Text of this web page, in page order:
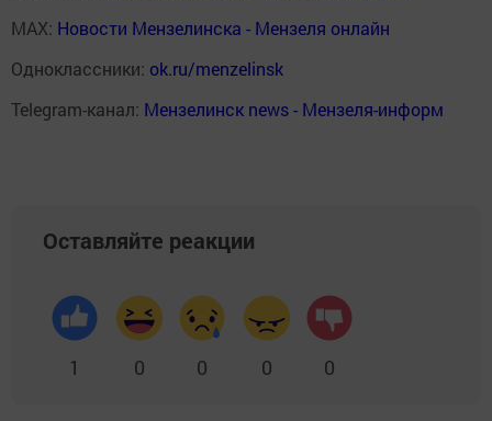
MAX: Новости Мензелинска - Мензеля онлайн
Одноклассники: ok.ru/menzelinsk
Telegram-канал: Мензелинск news - Мензеля-информ
Оставляйте реакции
1 0 0 0 0